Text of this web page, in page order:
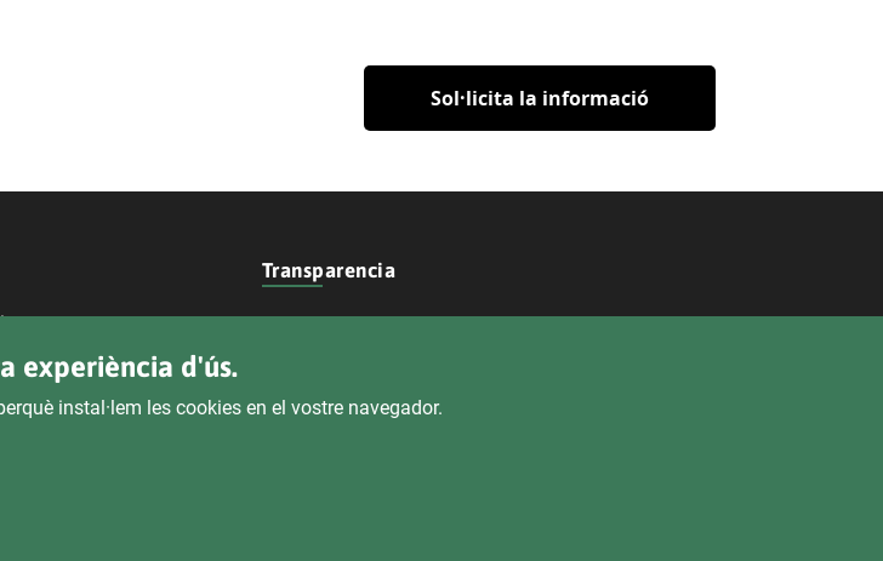
Sol·licita la informació
Transparencia
experiència d'ús.
instal·lem les cookies en el vostre navegador.